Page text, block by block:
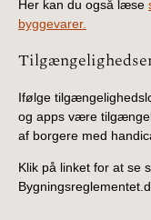
Her kan du også læse
byggevarer.
Ifølge
og apps være
af borgere med
Klik på linket for at se